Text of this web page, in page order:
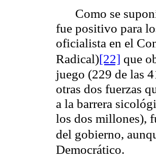
Como se
fue positivo para
oficialista en el
Radical)[22] que
juego (229 de las
otras dos fuerzas
a la barrera
los dos millones),
del gobierno,
Democrático.